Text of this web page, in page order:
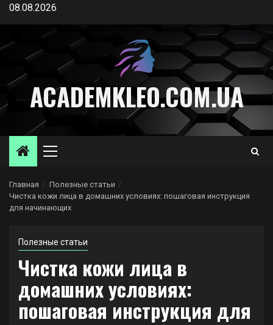
Перейти
содержимому
08.08.2026
ACADEMKLEO.COM.UA
Основное
Главная
Полезные статьи
Чистка кожи лица в домашних условиях: пошаговая инструкция
для начинающих
Полезные статьи
Чистка кожи лица в
домашних условиях:
пошаговая инструкция для